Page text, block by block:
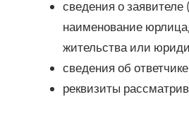
сведения о
наименование
жительства или
сведения об
реквизиты